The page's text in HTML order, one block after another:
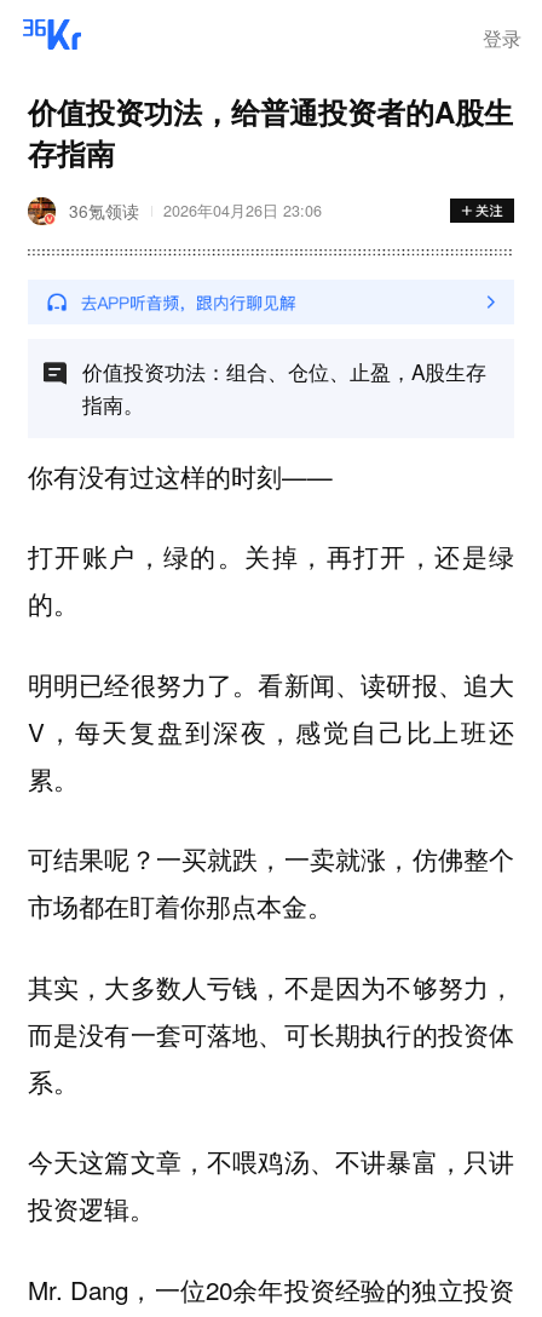
登录
价值投资功法，给普通投资者的A股生
存指南
36氪领读 2026年04月26日 23:06
价值投资功法：组合、仓位、止盈，A股生存
指南。
你有没有过这样的时刻——
打开账户，绿的。关掉，再打开，还是绿
的。
明明已经很努力了。看新闻、读研报、追大
V，每天复盘到深夜，感觉自己比上班还
累。
可结果呢？一买就跌，一卖就涨，仿佛整个
市场都在盯着你那点本金。
其实，大多数人亏钱，不是因为不够努力，
而是没有一套可落地、可长期执行的投资体
系。
今天这篇文章，不喂鸡汤、不讲暴富，只讲
投资逻辑。
Mr. Dang，一位20余年投资经验的独立投资